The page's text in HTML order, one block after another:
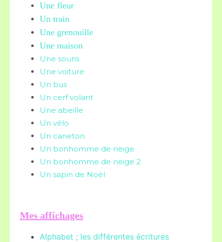
Une fleur
Un train
Une grenouille
Une maison
Une souris
Une voiture
Un bus
Un cerf volant
Une abeille
Un vélo
Un caneton
Un bonhomme de neige
Un bonhomme de neige 2
Un sapin de Noël
Mes affichages
Alphabet ; les différentes écritures